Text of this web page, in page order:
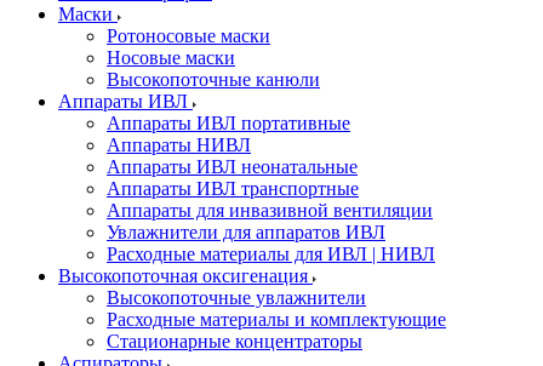
Маски
Ротоносовые маски
Носовые маски
Высокопоточные канюли
Аппараты ИВЛ
Аппараты ИВЛ портативные
Аппараты НИВЛ
Аппараты ИВЛ неонатальные
Аппараты ИВЛ транспортные
Аппараты для инвазивной вентиляции
Увлажнители для аппаратов ИВЛ
Расходные материалы для ИВЛ | НИВЛ
Высокопоточная оксигенация
Высокопоточные увлажнители
Расходные материалы и комплектующие
Стационарные концентраторы